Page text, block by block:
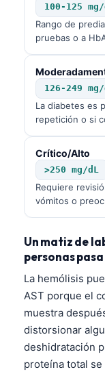
100-125
Rango de
pruebas o a
126-249
La diabetes es
repetición o si
Crítico/Alto
>250 mg/dL
Requiere
vómitos o
Un matiz de
personas
La hemólisis
AST porque el
muestra
distorsionar
deshidratación
proteína total